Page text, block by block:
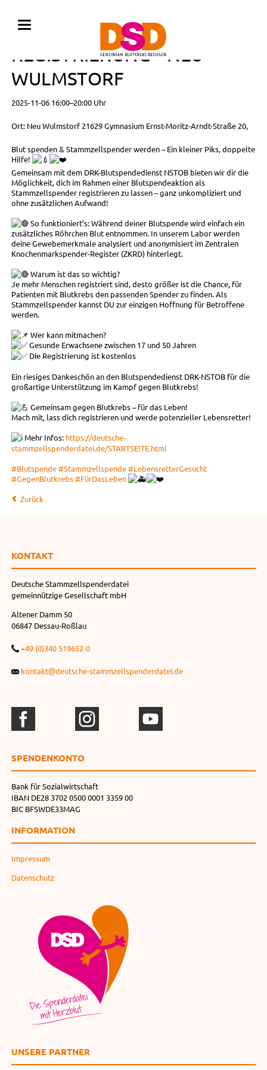
BLUTSPENDE MIT
REGISTRIERUNG • NEU
WULMSTORF
2025-11-06 16:00–20:00 Uhr
Ort: Neu Wulmstorf 21629 Gymnasium Ernst-Moritz-Arndt-Straße 20,
Blut spenden & Stammzellspender werden – Ein kleiner Piks, doppelte
Hilfe!
Gemeinsam mit dem DRK-Blutspendedienst NSTOB bieten wir dir die
Möglichkeit, dich im Rahmen einer Blutspendeaktion als
Stammzellspender registrieren zu lassen – ganz unkompliziert und
ohne zusätzlichen Aufwand!
So funktioniert’s: Während deiner Blutspende wird einfach ein
zusätzliches Röhrchen Blut entnommen. In unserem Labor werden
deine Gewebemerkmale analysiert und anonymisiert im Zentralen
Knochenmarkspender-Register (ZKRD) hinterlegt.
Warum ist das so wichtig?
Je mehr Menschen registriert sind, desto größer ist die Chance, für
Patienten mit Blutkrebs den passenden Spender zu finden. Als
Stammzellspender kannst DU zur einzigen Hoffnung für Betroffene
werden.
Wer kann mitmachen?
Gesunde Erwachsene zwischen 17 und 50 Jahren
Die Registrierung ist kostenlos
Ein riesiges Dankeschön an den Blutspendedienst DRK-NSTOB für die
großartige Unterstützung im Kampf gegen Blutkrebs!
Gemeinsam gegen Blutkrebs – für das Leben!
Mach mit, lass dich registrieren und werde potenzieller Lebensretter!
Mehr Infos: https://deutsche-
stammzellspenderdatei.de/STARTSEITE.html
#Blutspende#Stammzellspende#LebensretterGesucht
#GegenBlutkrebs#FürDasLeben
Zurück
KONTAKT
Deutsche Stammzellspenderdatei
gemeinnützige Gesellschaft mbH
Altener Damm 50
06847 Dessau-Roßlau
+49 (0)340 519652-0
kontakt@deutsche-stammzellspenderdatei.de
SPENDEN­KONTO
Bank für Sozialwirtschaft
IBAN DE28 3702 0500 0001 3359 00
BIC BFSWDE33MAG
INFORMATION
Impressum
Datenschutz
UNSERE PARTNER